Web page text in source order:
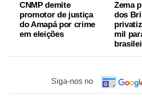
CNMP demite
promotor de justiça
do Amapá por crime
em eleições
Zema
dos
mil
Siga-nos no